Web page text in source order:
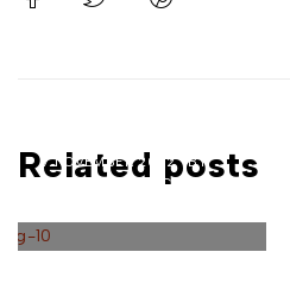
Related posts
7 NOVEMBER 2022 BY
JAINAJEWELLER.COM